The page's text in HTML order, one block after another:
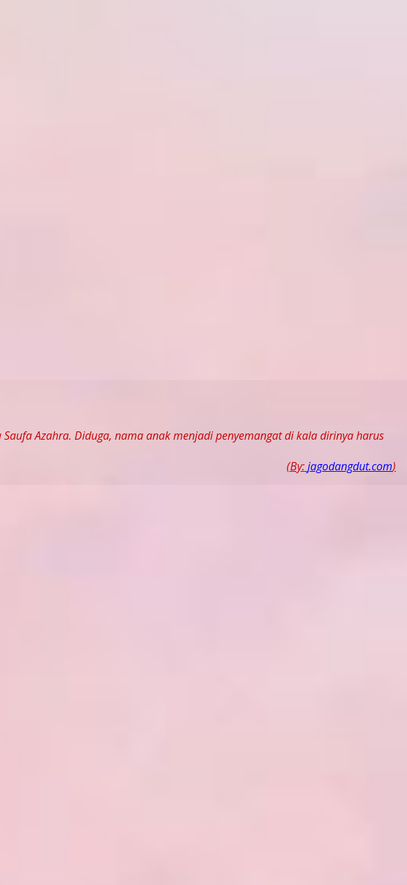
Azahra. Diduga, nama anak menjadi penyemangat di kala dirinya harus
(By:jagodangdut.com)